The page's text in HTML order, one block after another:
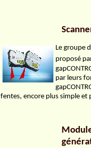
Le groupe
proposé
par leurs
fentes, encore plus simple